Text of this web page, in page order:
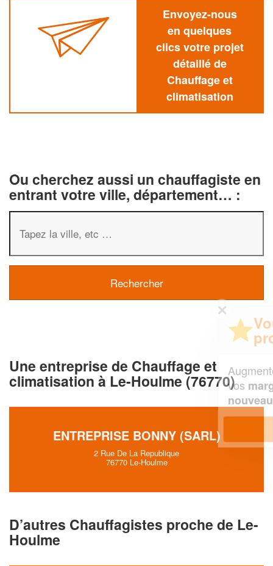
Envoyez-nous
en quelques
clics votre projet
détaillé de
Chauffage et
climatisation
Ou cherchez aussi un chauffagiste en
entrant votre ville, département… :
Une entreprise de Chauffage et
climatisation à Le-Houlme (76770)
ENTREPRISE BONNY (SARL)
2 Rue De La Republique
76770 Le-Houlme
D’autres Chauffagistes proche de Le-
Houlme
Augmentez votrechiffre d'affaireset
vosmargestout en gagnant de
En savoir plus